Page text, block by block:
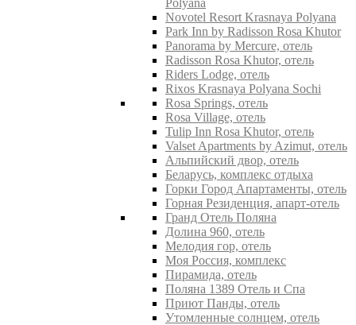
Polyana
Novotel Resort Krasnaya Polyana
Park Inn by Radisson Rosa Khutor
Panorama by Mercure, отель
Radisson Rosa Khutor, отель
Riders Lodge, отель
Rixos Krasnaya Polyana Sochi
Rosa Springs, отель
Rosa Village, отель
Tulip Inn Rosa Khutor, отель
Valset Apartments by Azimut, отель
Альпийский двор, отель
Беларусь, комплекс отдыха
Горки Город Апартаменты, отель
Горная Резиденция, апарт-отель
Гранд Отель Поляна
Долина 960, отель
Мелодия гор, отель
Моя Россия, комплекс
Пирамида, отель
Поляна 1389 Отель и Спа
Приют Панды, отель
Утомленные солнцем, отель